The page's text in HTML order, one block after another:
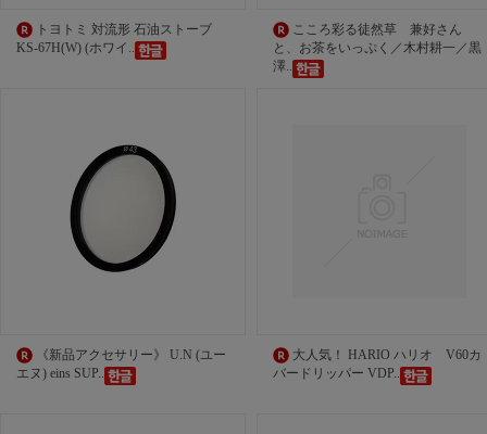
トヨトミ 対流形 石油ストーブ
KS-67H(W) (ホワイ..
こころ彩る徒然草 兼好さん
と、お茶をいっぷく／木村耕一／黒
澤..
《新品アクセサリー》 U.N (ユー
エヌ) eins SUP..
大人気！ HARIO ハリオ V60カ
バードリッパー VDP..